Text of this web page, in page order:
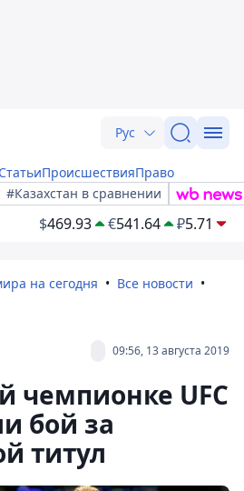
Рус
СтатьиПроисшествияПраво
#Казахстан в сравнении
$469.93 €541.64 ₽5.71
на сегодня
Все новости
09:56, 13 августа 2019
чемпионке UFC
бой за
титул